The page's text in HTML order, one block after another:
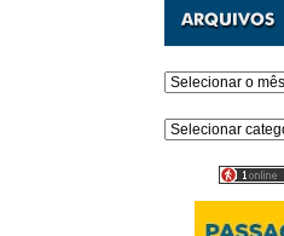
Arquivos
Categorias